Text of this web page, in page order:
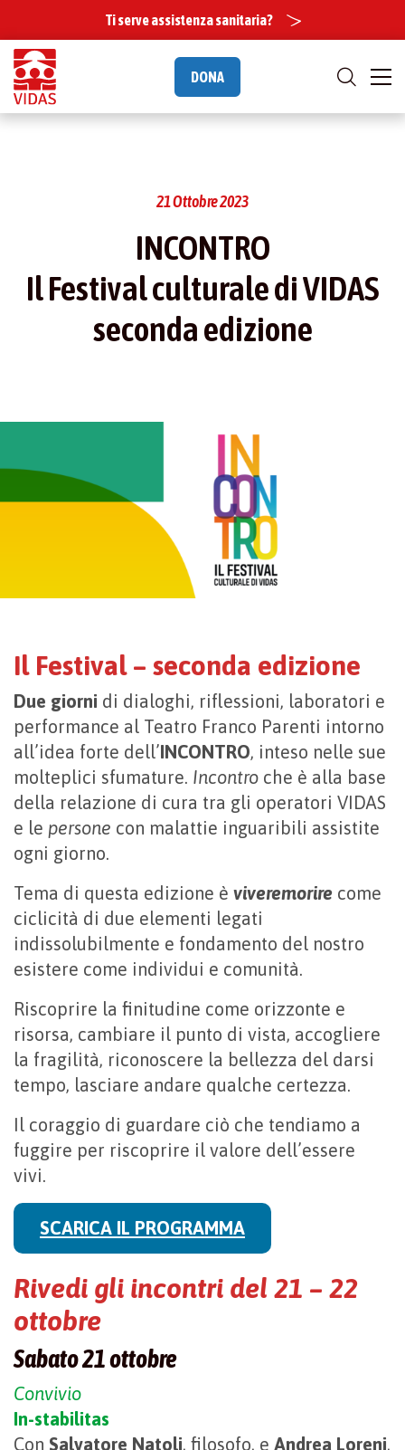
Ti serve assistenza sanitaria?
DONA
21 Ottobre 2023
INCONTRO
Il Festival culturale di VIDAS
seconda edizione
Il Festival – seconda edizione
Due giorni di dialoghi, riflessioni, laboratori e
performance al Teatro Franco Parenti intorno
all’idea forte dell’INCONTRO, inteso nelle sue
molteplici sfumature. Incontro che è alla base
della relazione di cura tra gli operatori VIDAS
e le persone con malattie inguaribili assistite
ogni giorno.
Tema di questa edizione è viveremorire come
ciclicità di due elementi legati
indissolubilmente e fondamento del nostro
esistere come individui e comunità.
Riscoprire la finitudine come orizzonte e
risorsa, cambiare il punto di vista, accogliere
la fragilità, riconoscere la bellezza del darsi
tempo, lasciare andare qualche certezza.
Il coraggio di guardare ciò che tendiamo a
fuggire per riscoprire il valore dell’essere
vivi.
SCARICA IL PROGRAMMA
Rivedi gli incontri del 21 – 22
ottobre
Sabato 21 ottobre
Convivio
In-stabilitas
Con Salvatore Natoli, filosofo, e Andrea Loreni,